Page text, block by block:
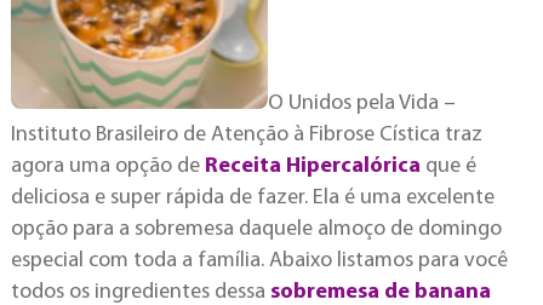
O Unidos pela Vida –
Instituto Brasileiro de Atenção à Fibrose Cística traz
agora uma opção de Receita Hipercalórica que é
deliciosa e super rápida de fazer. Ela é uma excelente
opção para a sobremesa daquele almoço de domingo
especial com toda a família. Abaixo listamos para você
todos os ingredientes dessa sobremesa de banana